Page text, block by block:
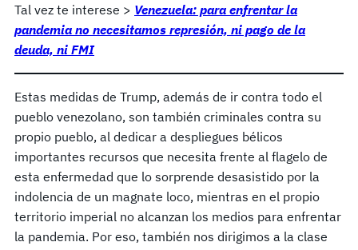
Tal vez te interese > Venezuela: para enfrentar la
pandemia no necesitamos represión, ni pago de la
deuda, ni FMI
Estas medidas de Trump, además de ir contra todo el
pueblo venezolano, son también criminales contra su
propio pueblo, al dedicar a despliegues bélicos
importantes recursos que necesita frente al flagelo de
esta enfermedad que lo sorprende desasistido por la
indolencia de un magnate loco, mientras en el propio
territorio imperial no alcanzan los medios para enfrentar
la pandemia. Por eso, también nos dirigimos a la clase